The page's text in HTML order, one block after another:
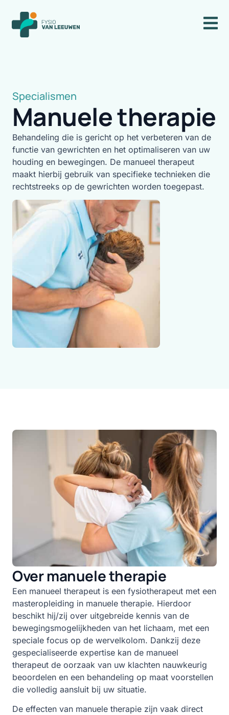
Specialismen
Manuele therapie
Behandeling die is gericht op het verbeteren van de
functie van gewrichten en het optimaliseren van uw
houding en bewegingen. De manueel therapeut
maakt hierbij gebruik van specifieke technieken die
rechtstreeks op de gewrichten worden toegepast.
Over manuele therapie
Een manueel therapeut is een fysiotherapeut met een
masteropleiding in manuele therapie. Hierdoor
beschikt hij/zij over uitgebreide kennis van de
bewegingsmogelijkheden van het lichaam, met een
speciale focus op de wervelkolom. Dankzij deze
gespecialiseerde expertise kan de manueel
therapeut de oorzaak van uw klachten nauwkeurig
beoordelen en een behandeling op maat voorstellen
die volledig aansluit bij uw situatie.
De effecten van manuele therapie zijn vaak direct